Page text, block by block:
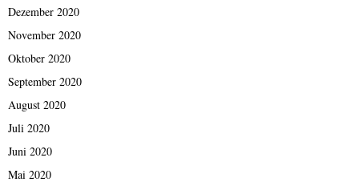
Dezember 2020
November 2020
Oktober 2020
September 2020
August 2020
Juli 2020
Juni 2020
Mai 2020